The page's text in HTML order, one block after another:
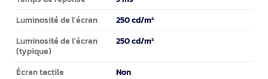
Luminosité de l'écran 250 cd/m²
Luminosité de l'écran
(typique)
250 cd/m²
Écran tactile Non